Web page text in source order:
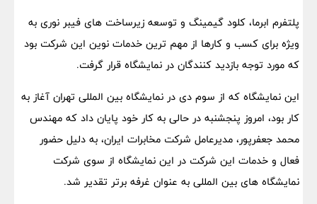
پلتفرم ابرما، کلود گیمینگ و توسعه زیرساخت های فیبر نوری به
ویژه برای کسب و کارها از مهم ترین خدمات نوین این شرکت بود
که مورد توجه بازدید کنندگان در نمایشگاه قرار گرفت.
این نمایشگاه که از سوم دی در نمایشگاه بین المللی تهران آغاز به
کار بود، امروز پنجشنبه در حالی به کار خود پایان داد که مهندس
محمد جعفرپور، مدیرعامل شرکت مخابرات ایران، به دلیل حضور
فعال و خدمات این شرکت در این نمایشگاه از سوی شرکت
نمایشگاه های بین المللی به عنوان غرفه برتر تقدیر شد.